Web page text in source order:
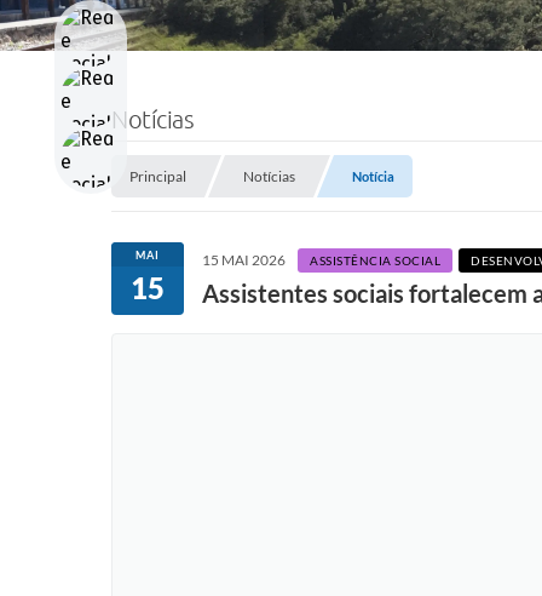
Notícias
Principal Notícias Notícia
MAI
15
15 MAI 2026 ASSISTÊNCIA SOCIAL
Assistentes sociais fortalecem